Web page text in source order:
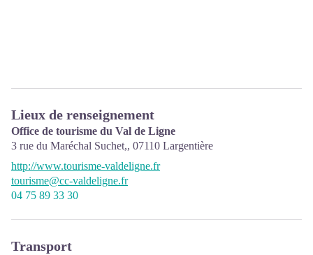
Lieux de renseignement
Office de tourisme du Val de Ligne
3 rue du Maréchal Suchet,, 07110 Largentière
http://www.tourisme-valdeligne.fr
tourisme@cc-valdeligne.fr
04 75 89 33 30
Transport